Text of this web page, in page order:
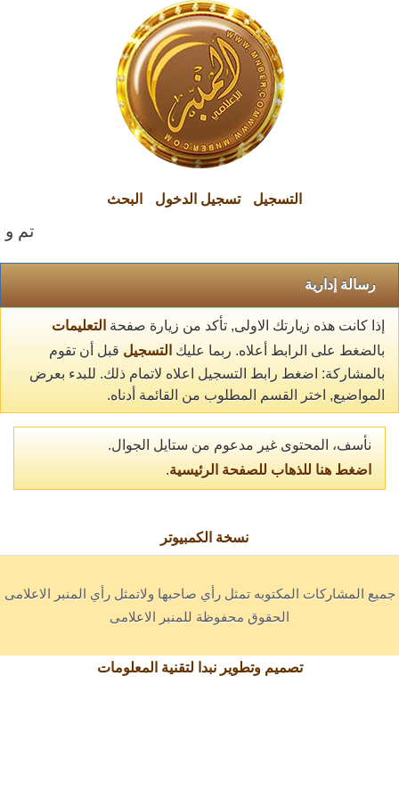
التسجيل تسجيل الدخول البحث
تم
رسالة إدارية
إذا كانت هذه زيارتك الاولى, تأكد من زيارة صفحة التعليمات
بالضغط على الرابط أعلاه. ربما عليك التسجيل قبل أن تقوم
بالمشاركة: اضغط رابط التسجيل اعلاه لاتمام ذلك. للبدء بعرض
المواضيع, اختر القسم المطلوب من القائمة أدناه.
نأسف، المحتوى غير مدعوم من ستايل الجوال.
اضغط هنا للذهاب للصفحة الرئيسية.
نسخة الكمبيوتر
جميع المشاركات المكتوبه تمثل رأي صاحبها ولاتمثل رأي المنبر الاعلامى
الحقوق محفوظة للمنبر الاعلامى
تصميم وتطوير نبدا لتقنية المعلومات